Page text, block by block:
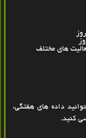
‌های مختلف
داده‌ های هفتگی،
کنید.